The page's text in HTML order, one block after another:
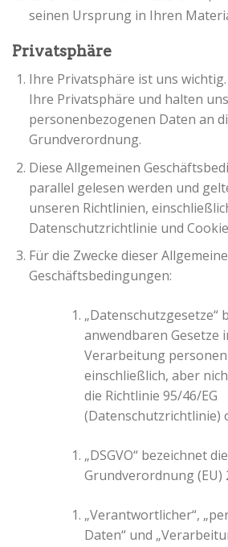
seinen Ursprung in Ihren
Privatsphäre
Ihre Privatsphäre ist uns
Ihre Privatsphäre und halten
personenbezogenen Daten an
Grundverordnung.
Diese Allgemeinen
parallel gelesen werden und
unseren Richtlinien,
Datenschutzrichtlinie und
Für die Zwecke dieser
Geschäftsbedingungen:
„Datenschutzgesetze“
anwendbaren Gesetze
Verarbeitung
einschließlich, aber
die Richtlinie 95/46/EG
(Datenschutzrichtlinie)
„DSGVO“ bezeichnet
Grundverordnung (EU)
„Verantwortlicher“,
Daten“ und